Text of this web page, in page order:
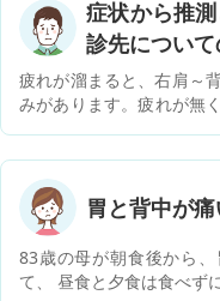
症状から推
診先について
疲れが溜まると、右肩～
みがあります。疲れが無
皮膚の症状は見られませ
足の付け根が痛むことも
和済み。 皮膚症状がない
かと思いつつ、まだ受診
るとすれば何科が良いで
胃と背中が
83歳の母が朝食後から
て、 昼食と夕食は食べず